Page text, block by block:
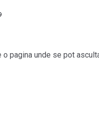
pagina unde se pot